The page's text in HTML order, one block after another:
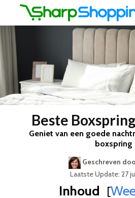
Beste
Geniet van een goede
boxspring
Geschreven
Laatste Update: 27
Inhoud [